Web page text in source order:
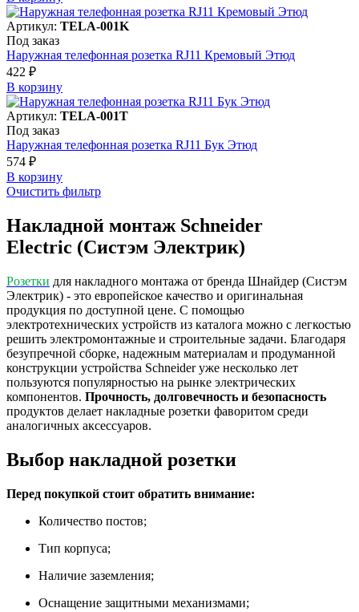
Артикул: TELA-001K
Под заказ
Наружная телефонная розетка RJ11 Кремовый Этюд
422 ₽
В корзинy
Артикул: TELA-001T
Под заказ
Наружная телефонная розетка RJ11 Бук Этюд
574 ₽
В корзинy
Очистить фильтр
Накладной монтаж Schneider
Electric (Систэм Электрик)
Розетки для накладного монтажа от бренда Шнайдер (Систэм
Электрик) - это европейское качество и оригинальная
продукция по доступной цене. С помощью
электротехнических устройств из каталога можно с легкостью
решить электромонтажные и строительные задачи. Благодаря
безупречной сборке, надежным материалам и продуманной
конструкции устройства Schneider уже несколько лет
пользуются популярностью на рынке электрических
компонентов. Прочность, долговечность и безопасность
продуктов делает накладные розетки фаворитом среди
аналогичных аксессуаров.
Выбор накладной розетки
Перед покупкой стоит обратить внимание:
Количество постов;
Тип корпуса;
Наличие заземления;
Оснащение защитными механизмами;